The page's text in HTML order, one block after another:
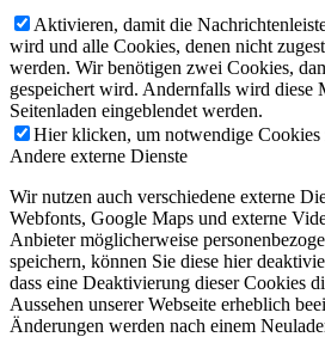
Aktivieren, damit die
wird und alle Cookies, denen nicht
werden. Wir benötigen zwei Cookies,
gespeichert wird. Andernfalls wird diese
Seitenladen eingeblendet werden.
Hier klicken, um notwendige
Andere externe Dienste
Wir nutzen auch verschiedene externe
Webfonts, Google Maps und externe
Anbieter möglicherweise
speichern, können Sie diese hier
dass eine Deaktivierung dieser Cookies
Aussehen unserer Webseite erheblich
Änderungen werden nach einem